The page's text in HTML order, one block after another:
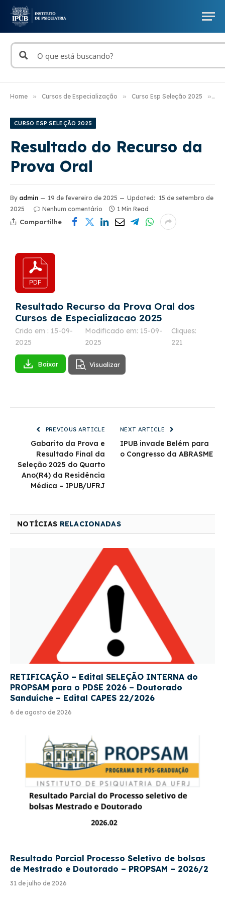
Home » Cursos de Especialização » Curso Esp Seleção 2025 »
CURSO ESP SELEÇÃO 2025
Resultado do Recurso da
Prova Oral
By admin 19 de fevereiro de 2025 Updated: 15 de setembro de
2025
Nenhum comentário 1 Min Read
Compartilhe
Resultado Recurso da Prova Oral dos
Cursos de Especializacao 2025
Crido em : 15-09-
2025
Modificado em: 15-09-
2025
Cliques:
221
Baixar Visualizar
PREVIOUS ARTICLE
Gabarito da Prova e
Resultado Final da
Seleção 2025 do Quarto
Ano(R4) da Residência
Médica – IPUB/UFRJ
NEXT ARTICLE
IPUB invade Belém para
o Congresso da ABRASME
NOTÍCIAS RELACIONADAS
RETIFICAÇÃO – Edital SELEÇÃO INTERNA do
PROPSAM para o PDSE 2026 – Doutorado
Sanduíche – Edital CAPES 22/2026
6 de agosto de 2026
Resultado Parcial Processo Seletivo de bolsas
de Mestrado e Doutorado – PROPSAM – 2026/2
31 de julho de 2026